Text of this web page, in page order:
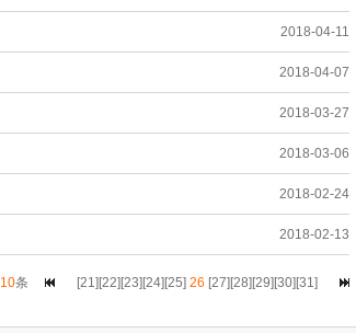
2018-04-11
2018-04-07
2018-03-27
2018-03-06
2018-02-24
2018-02-13
10条 [21][22][23][24][25] 26 [27][28][29][30][31]